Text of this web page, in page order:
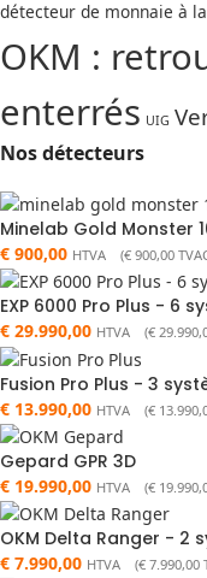
détecteur de monnaie à
OKM :
enterrés UIG
Nos détecteurs
Minelab Gold Monster
€ 900,00 HTVA (€ 900,00
EXP 6000 Pro Plus - 6
€ 29.990,00 HTVA (€
Fusion Pro Plus - 3
€ 13.990,00 HTVA (€
Gepard GPR 3D
€ 19.990,00 HTVA (€
OKM Delta Ranger - 2
€ 7.990,00 HTVA (€ 7.990,00